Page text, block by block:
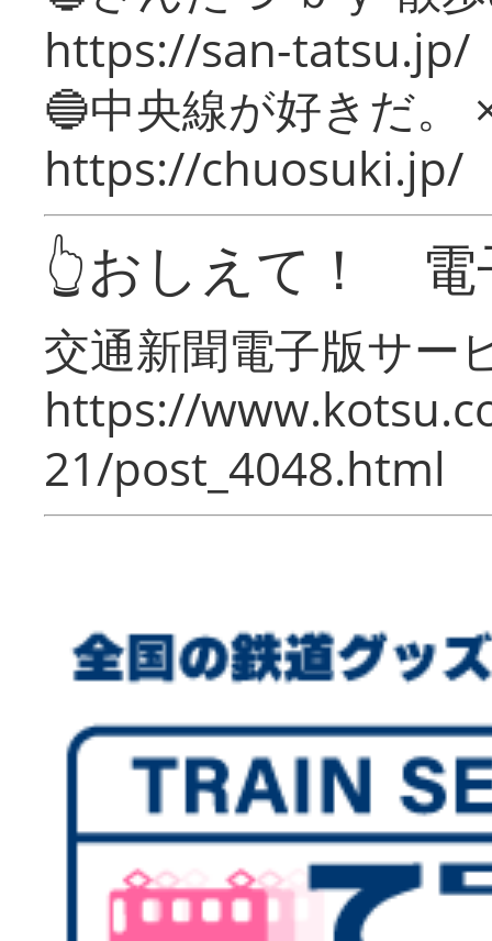
https://san-tatsu.jp/
🔵中央線が好きだ。
https://chuosuki.jp/
👆おしえて！ 電
交通新聞電子版サー
https://
21/post_4048.html